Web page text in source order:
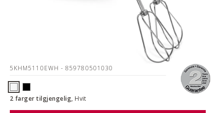
5KHM5110EWH - 859780501030
2 farger tilgjengelig, Hvit